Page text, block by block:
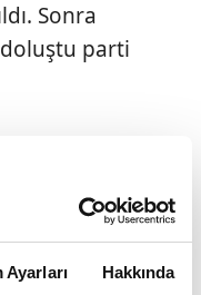
Ayarları Hakkında
Sonra
parti
Baykal oldu
olmadı!
Baykal'a